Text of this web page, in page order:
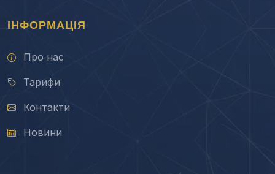
ІНФОРМАЦІЯ
Про нас
Тарифи
Контакти
Новини